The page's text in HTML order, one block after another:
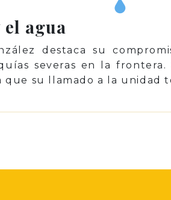
agua
destaca su
severas en la
que su llamado a la unidad